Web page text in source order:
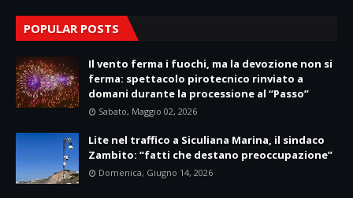
POPULAR POSTS
Il vento ferma i fuochi, ma la devozione non si
ferma: spettacolo pirotecnico rinviato a
domani durante la processione al “Passo”
Sabato, Maggio 02, 2026
Lite nel traffico a Siculiana Marina, il sindaco
Zambito: “fatti che destano preoccupazione”
Domenica, Giugno 14, 2026